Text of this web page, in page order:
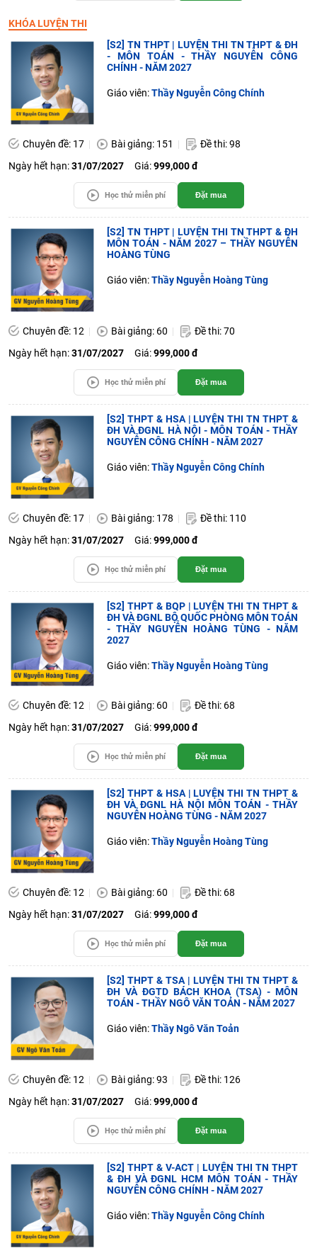
KHÓA LUYỆN THI
[S2] TN THPT | LUYỆN THI TN THPT & ĐH
- MÔN TOÁN - THẦY NGUYỄN CÔNG
CHÍNH - NĂM 2027
Giáo viên:Thầy Nguyễn Công Chính
Chuyên đề: 17 Bài giảng: 151
Đề thi: 98
Ngày hết hạn:31/07/2027 Giá:999,000 đ
Học thử miễn phí Đặt mua
[S2] TN THPT | LUYỆN THI TN THPT & ĐH
MÔN TOÁN - NĂM 2027 – THẦY NGUYỄN
HOÀNG TÙNG
Giáo viên:Thầy Nguyễn Hoàng Tùng
Chuyên đề: 12 Bài giảng: 60
Đề thi: 70
Ngày hết hạn:31/07/2027 Giá:999,000 đ
Học thử miễn phí Đặt mua
[S2] THPT & HSA | LUYỆN THI TN THPT &
ĐH VÀ ĐGNL HÀ NỘI - MÔN TOÁN - THẦY
NGUYỄN CÔNG CHÍNH - NĂM 2027
Giáo viên:Thầy Nguyễn Công Chính
Chuyên đề: 17 Bài giảng: 178
Đề thi: 110
Ngày hết hạn:31/07/2027 Giá:999,000 đ
Học thử miễn phí Đặt mua
[S2] THPT & BQP | LUYỆN THI TN THPT &
ĐH VÀ ĐGNL BỘ QUỐC PHÒNG MÔN TOÁN
- THẦY NGUYỄN HOÀNG TÙNG - NĂM
2027
Giáo viên:Thầy Nguyễn Hoàng Tùng
Chuyên đề: 12 Bài giảng: 60
Đề thi: 68
Ngày hết hạn:31/07/2027 Giá:999,000 đ
Học thử miễn phí Đặt mua
[S2] THPT & HSA | LUYỆN THI TN THPT &
ĐH VÀ ĐGNL HÀ NỘI MÔN TOÁN - THẦY
NGUYỄN HOÀNG TÙNG - NĂM 2027
Giáo viên:Thầy Nguyễn Hoàng Tùng
Chuyên đề: 12 Bài giảng: 60
Đề thi: 68
Ngày hết hạn:31/07/2027 Giá:999,000 đ
Học thử miễn phí Đặt mua
[S2] THPT & TSA | LUYỆN THI TN THPT &
ĐH VÀ ĐGTD BÁCH KHOA (TSA) - MÔN
TOÁN - THẦY NGÔ VĂN TOẢN - NĂM 2027
Giáo viên:Thầy Ngô Văn Toản
Chuyên đề: 12 Bài giảng: 93
Đề thi: 126
Ngày hết hạn:31/07/2027 Giá:999,000 đ
Học thử miễn phí Đặt mua
[S2] THPT & V-ACT | LUYỆN THI TN THPT
& ĐH VÀ ĐGNL HCM MÔN TOÁN - THẦY
NGUYỄN CÔNG CHÍNH - NĂM 2027
Giáo viên:Thầy Nguyễn Công Chính